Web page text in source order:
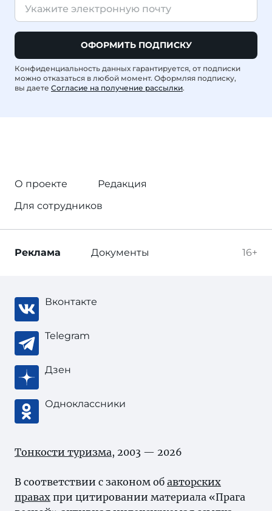
ОФОРМИТЬ ПОДПИСКУ
Конфиденциальность данных гарантируется, от подписки
можно отказаться в любой момент. Оформляя подписку,
вы даете Согласие на получение рассылки.
О проекте
Редакция
Для сотрудников
16+
Реклама Документы
Вконтакте
Telegram
Дзен
Одноклассники
Тонкости туризма, 2003 — 2026
В соответствии с законом об авторских
правах при цитировании материала «Прага